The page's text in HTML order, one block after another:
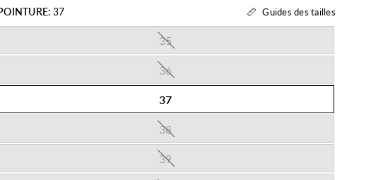
37 Guides des tailles
35
36
37
38
39